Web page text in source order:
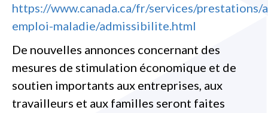
https://www.canada.ca/fr/services/prestations/
emploi-maladie/admissibilite.html
De nouvelles annonces concernant des
mesures de stimulation économique et de
soutien importants aux entreprises, aux
travailleurs et aux familles seront faites